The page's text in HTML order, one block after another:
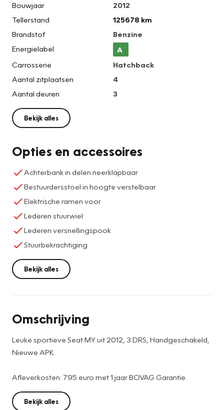
Bouwjaar
2012
Tellerstand
125678 km
Brandstof
Benzine
Energielabel
A
Carrosserie
Hatchback
Aantal zitplaatsen
4
Aantal deuren
3
Bekijk alles
Opties en accessoires
Achterbank in delen neerklapbaar
Bestuurdersstoel in hoogte verstelbaar
Elektrische ramen voor
Lederen stuurwiel
Lederen versnellingspook
Stuurbekrachtiging
Bekijk alles
Omschrijving
Leuke sportieve Seat MY uit 2012, 3 DRS, Handgeschakeld,
Nieuwe APK.
Afleverkosten: 795 euro met 1 jaar BOVAG Garantie.
Bekijk alles